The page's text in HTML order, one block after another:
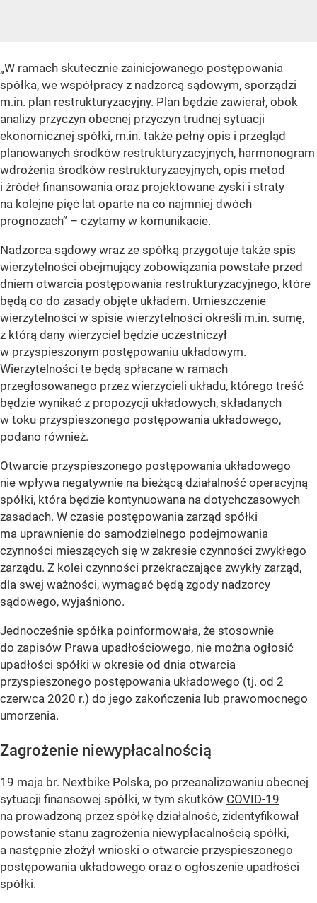
„W ramach skutecznie zainicjowanego postępowania
spółka, we współpracy z nadzorcą sądowym, sporządzi
m.in. plan restrukturyzacyjny. Plan będzie zawierał, obok
analizy przyczyn obecnej przyczyn trudnej sytuacji
ekonomicznej spółki, m.in. także pełny opis i przegląd
planowanych środków restrukturyzacyjnych, harmonogram
wdrożenia środków restrukturyzacyjnych, opis metod
i źródeł finansowania oraz projektowane zyski i straty
na kolejne pięć lat oparte na co najmniej dwóch
prognozach” – czytamy w komunikacie.
Nadzorca sądowy wraz ze spółką przygotuje także spis
wierzytelności obejmujący zobowiązania powstałe przed
dniem otwarcia postępowania restrukturyzacyjnego, które
będą co do zasady objęte układem. Umieszczenie
wierzytelności w spisie wierzytelności określi m.in. sumę,
z którą dany wierzyciel będzie uczestniczył
w przyspieszonym postępowaniu układowym.
Wierzytelności te będą spłacane w ramach
przegłosowanego przez wierzycieli układu, którego treść
będzie wynikać z propozycji układowych, składanych
w toku przyspieszonego postępowania układowego,
podano również.
Otwarcie przyspieszonego postępowania układowego
nie wpływa negatywnie na bieżącą działalność operacyjną
spółki, która będzie kontynuowana na dotychczasowych
zasadach. W czasie postępowania zarząd spółki
ma uprawnienie do samodzielnego podejmowania
czynności mieszących się w zakresie czynności zwykłego
zarządu. Z kolei czynności przekraczające zwykły zarząd,
dla swej ważności, wymagać będą zgody nadzorcy
sądowego, wyjaśniono.
Jednocześnie spółka poinformowała, że stosownie
do zapisów Prawa upadłościowego, nie można ogłosić
upadłości spółki w okresie od dnia otwarcia
przyspieszonego postępowania układowego (tj. od 2
czerwca 2020 r.) do jego zakończenia lub prawomocnego
umorzenia.
Zagrożenie niewypłacalnością
19 maja br. Nextbike Polska, po przeanalizowaniu obecnej
sytuacji finansowej spółki, w tym skutków COVID-19
na prowadzoną przez spółkę działalność, zidentyfikował
powstanie stanu zagrożenia niewypłacalnością spółki,
a następnie złożył wnioski o otwarcie przyspieszonego
postępowania układowego oraz o ogłoszenie upadłości
spółki.